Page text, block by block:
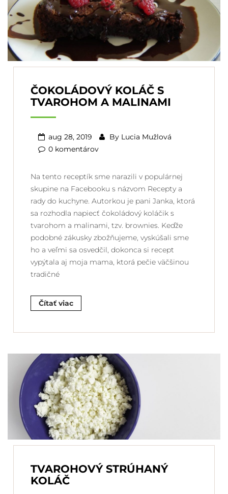
ČOKOLÁDOVÝ KOLÁČ S
TVAROHOM A MALINAMI
aug 28, 2019 By Lucia Mužlová
0 komentárov
Na tento receptík sme narazili v populárnej
skupine na Facebooku s názvom Recepty a
rady do kuchyne. Autorkou je pani Janka, ktorá
sa rozhodla napiecť čokoládový koláčik s
tvarohom a malinami, tzv. brownies. Keďže
podobné zákusky zbožňujeme, vyskúšali sme
ho a veľmi sa osvedčil, dokonca si recept
vypýtala aj moja mama, ktorá pečie väčšinou
tradičné
Čítať viac
TVAROHOVÝ STRÚHANÝ
KOLÁČ